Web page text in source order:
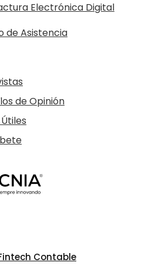
Electrónica Digital
de Asistencia
de Opinión
Contable